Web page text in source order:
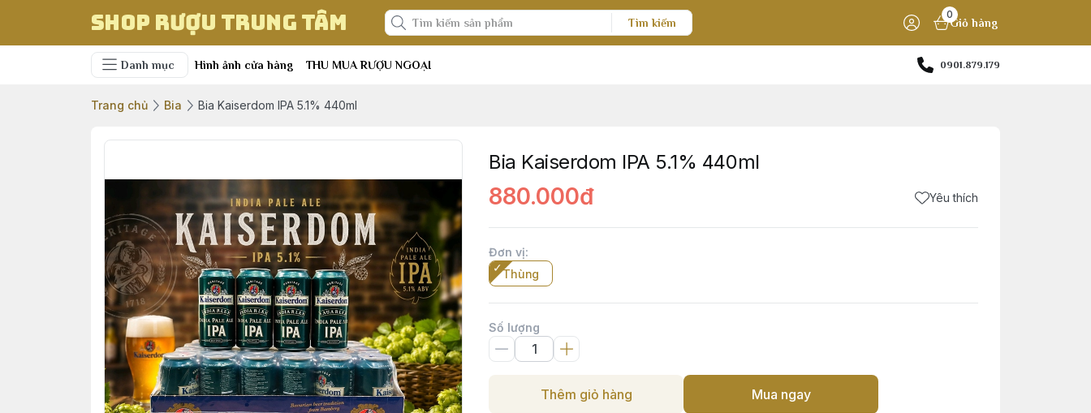
Shop Rượu Trung Tâm Tìm kiếm
0
Giỏ hàng
Danh mục Hình ảnh cửa hàng THU MUA RƯỢU NGOẠI 0901.879.179
Trang chủ Bia Bia Kaiserdom IPA 5.1% 440ml
Bia Kaiserdom IPA 5.1% 440ml
880.000đ Yêu thích
Đơn vị:
Thùng
Số lượng
Thêm giỏ hàng Mua ngay